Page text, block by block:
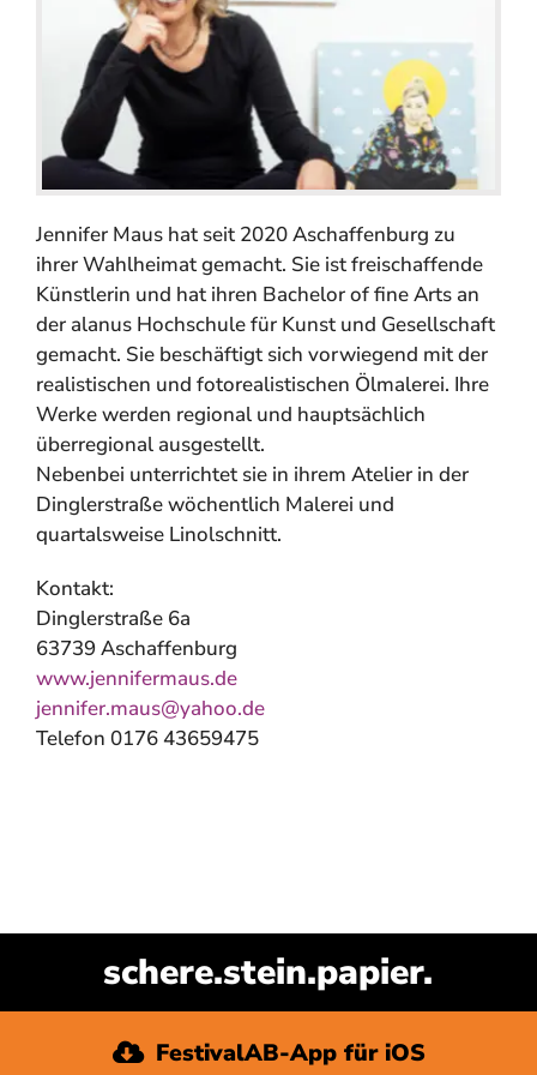
SUCHE
NACH:
Jennifer Maus hat seit 2020 Aschaffenburg zu
ihrer Wahlheimat gemacht. Sie ist freischaffende
Künstlerin und hat ihren Bachelor of fine Arts an
der alanus Hochschule für Kunst und Gesellschaft
gemacht. Sie beschäftigt sich vorwiegend mit der
realistischen und fotorealistischen Ölmalerei. Ihre
Werke werden regional und hauptsächlich
überregional ausgestellt.
Nebenbei unterrichtet sie in ihrem Atelier in der
Dinglerstraße wöchentlich Malerei und
quartalsweise Linolschnitt.
Kontakt:
Dinglerstraße 6a
63739 Aschaffenburg
www.jennifermaus.de
jennifer.maus@yahoo.de
Telefon 0176 43659475
FestivalAB-App für iOS